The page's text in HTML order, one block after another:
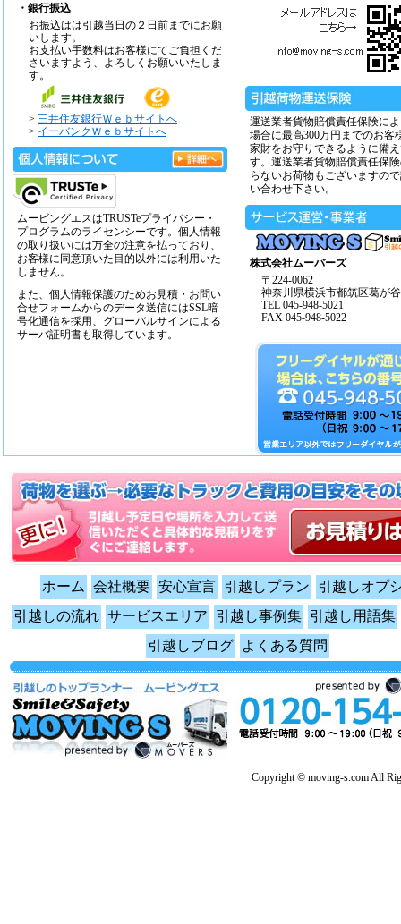
・銀行振込
お振込はは引越当日の２日前までにお願
いします。
お支払い手数料はお客様にてご負担くだ
さいますよう、よろしくお願いいたしま
す。
> 三井住友銀行Ｗｅｂサイトへ
> イーバンクＷｅｂサイトへ
ムービングエスはTRUSTeプライバシー・
プログラムのライセンシーです。個人情報
の取り扱いには万全の注意を払っており、
お客様に同意頂いた目的以外には利用いた
しません。
また、個人情報保護のためお見積・お問い
合せフォームからのデータ送信にはSSL暗
号化通信を採用、グローバルサインによる
サーバ証明書も取得しています。
運送業者貨物賠償責任保険に
場合に最高300万円までのお客
家財をお守りできるように備
す。運送業者貨物賠償責任保
らないお荷物もございますの
い合わせ下さい。
株式会社ムーバーズ
〒224-0062
神奈川県横浜市都筑区葛が
TEL 045-948-5021
FAX 045-948-5022
ホーム 会社概要 安心宣言 引越しプラン
引越しオプ
引越しの流れ サービスエリア 引越し事例集 引越し用語集
引越しブログ
よくある質問
Copyright © moving-s.com All